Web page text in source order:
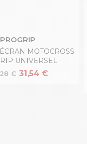
PROGRIP
MOTOCROSS
UNIVERSEL
€ 31,54 €